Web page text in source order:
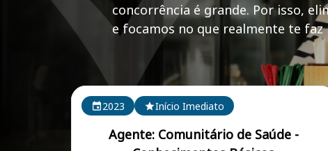
concorrência é grande. Por isso,
e focamos no que realmente te faz
Cursos em destaque para passar no concurso
2023
Início Imediato
Agente: Comunitário de Saúde -